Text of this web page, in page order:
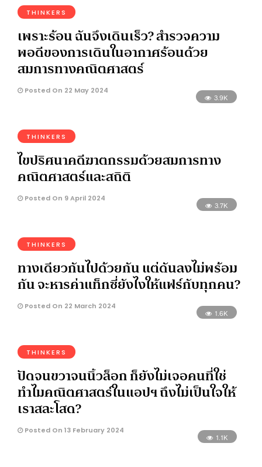
THINKERS
เพราะร้อน ฉันจึงเดินเร็ว? สำรวจความ
พอดีของการเดินในอากาศร้อนด้วย
สมการทางคณิตศาสตร์
Posted On 22 May 2024
3.9K
THINKERS
ไขปริศนาคดีฆาตกรรมด้วยสมการทาง
คณิตศาสตร์และสถิติ
Posted On 9 April 2024
3.7K
THINKERS
ทางเดียวกันไปด้วยกัน แต่ดันลงไม่พร้อม
กัน จะหารค่าแท็กซี่ยังไงให้แฟร์กับทุกคน?
Posted On 22 March 2024
1.6K
THINKERS
ปัดจนขวาจนนิ้วล็อก ก็ยังไม่เจอคนที่ใช่
ทำไมคณิตศาสตร์ในแอปฯ ถึงไม่เป็นใจให้
เราสละโสด?
Posted On 13 February 2024
1.1K